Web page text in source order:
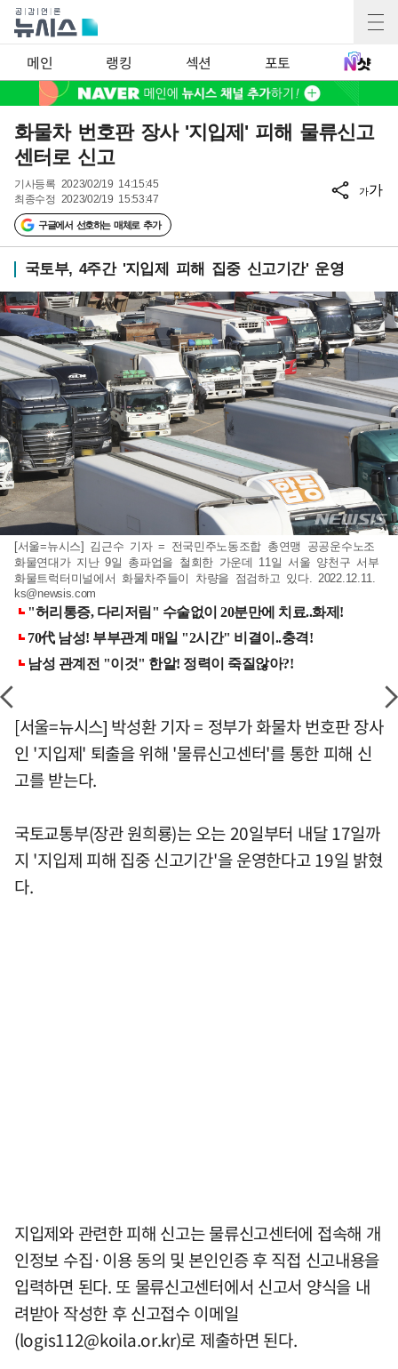
메인 랭킹 섹션 포토
화물차 번호판 장사 '지입제' 피해 물류신고
센터로 신고
기사등록 2023/02/19 14:15:45
최종수정 2023/02/19 15:53:47
구글에서 선호하는 매체로 추가
가가
국토부, 4주간 '지입제 피해 집중 신고기간' 운영
[서울=뉴시스] 김근수 기자 = 전국민주노동조합 총연맹 공공운수노조
화물연대가 지난 9일 총파업을 철회한 가운데 11일 서울 양천구 서부
화물트럭터미널에서 화물차주들이 차량을 점검하고 있다. 2022.12.11.
ks@newsis.com
[서울=뉴시스] 박성환 기자 = 정부가 화물차 번호판 장사
인 '지입제' 퇴출을 위해 '물류신고센터'를 통한 피해 신
고를 받는다.
국토교통부(장관 원희룡)는 오는 20일부터 내달 17일까
지 '지입제 피해 집중 신고기간'을 운영한다고 19일 밝혔
다.
지입제와 관련한 피해 신고는 물류신고센터에 접속해 개
인정보 수집·이용 동의 및 본인인증 후 직접 신고내용을
입력하면 된다. 또 물류신고센터에서 신고서 양식을 내
려받아 작성한 후 신고접수 이메일
(logis112@koila.or.kr)로 제출하면 된다.